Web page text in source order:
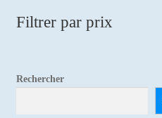
Filtrer par prix
Rechercher